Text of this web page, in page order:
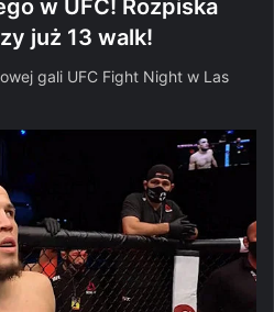
w UFC! Rozpiska
już 13 walk!
gali UFC Fight Night w Las